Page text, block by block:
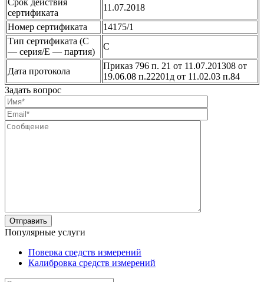
Срок действия
сертификата
11.07.2018
Номер сертификата
14175/1
Тип сертификата (C
— серия/E — партия)
С
Дата протокола
Приказ 796 п. 21 от 11.07.201308 от
19.06.08 п.22201д от 11.02.03 п.84
Задать вопрос
Популярные услуги
Поверка средств измерений
Калибровка средств измерений